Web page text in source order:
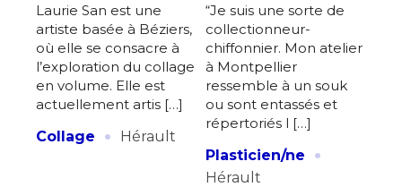
Laurie San est une
artiste basée à Béziers,
où elle se consacre à
l’exploration du collage
en volume. Elle est
actuellement artis […]
Collage
· Hérault
“Je suis une sorte de
collectionneur-
chiffonnier. Mon atelier
à Montpellier
ressemble à un souk
ou sont entassés et
répertoriés l […]
Plasticien/ne
·
Hérault